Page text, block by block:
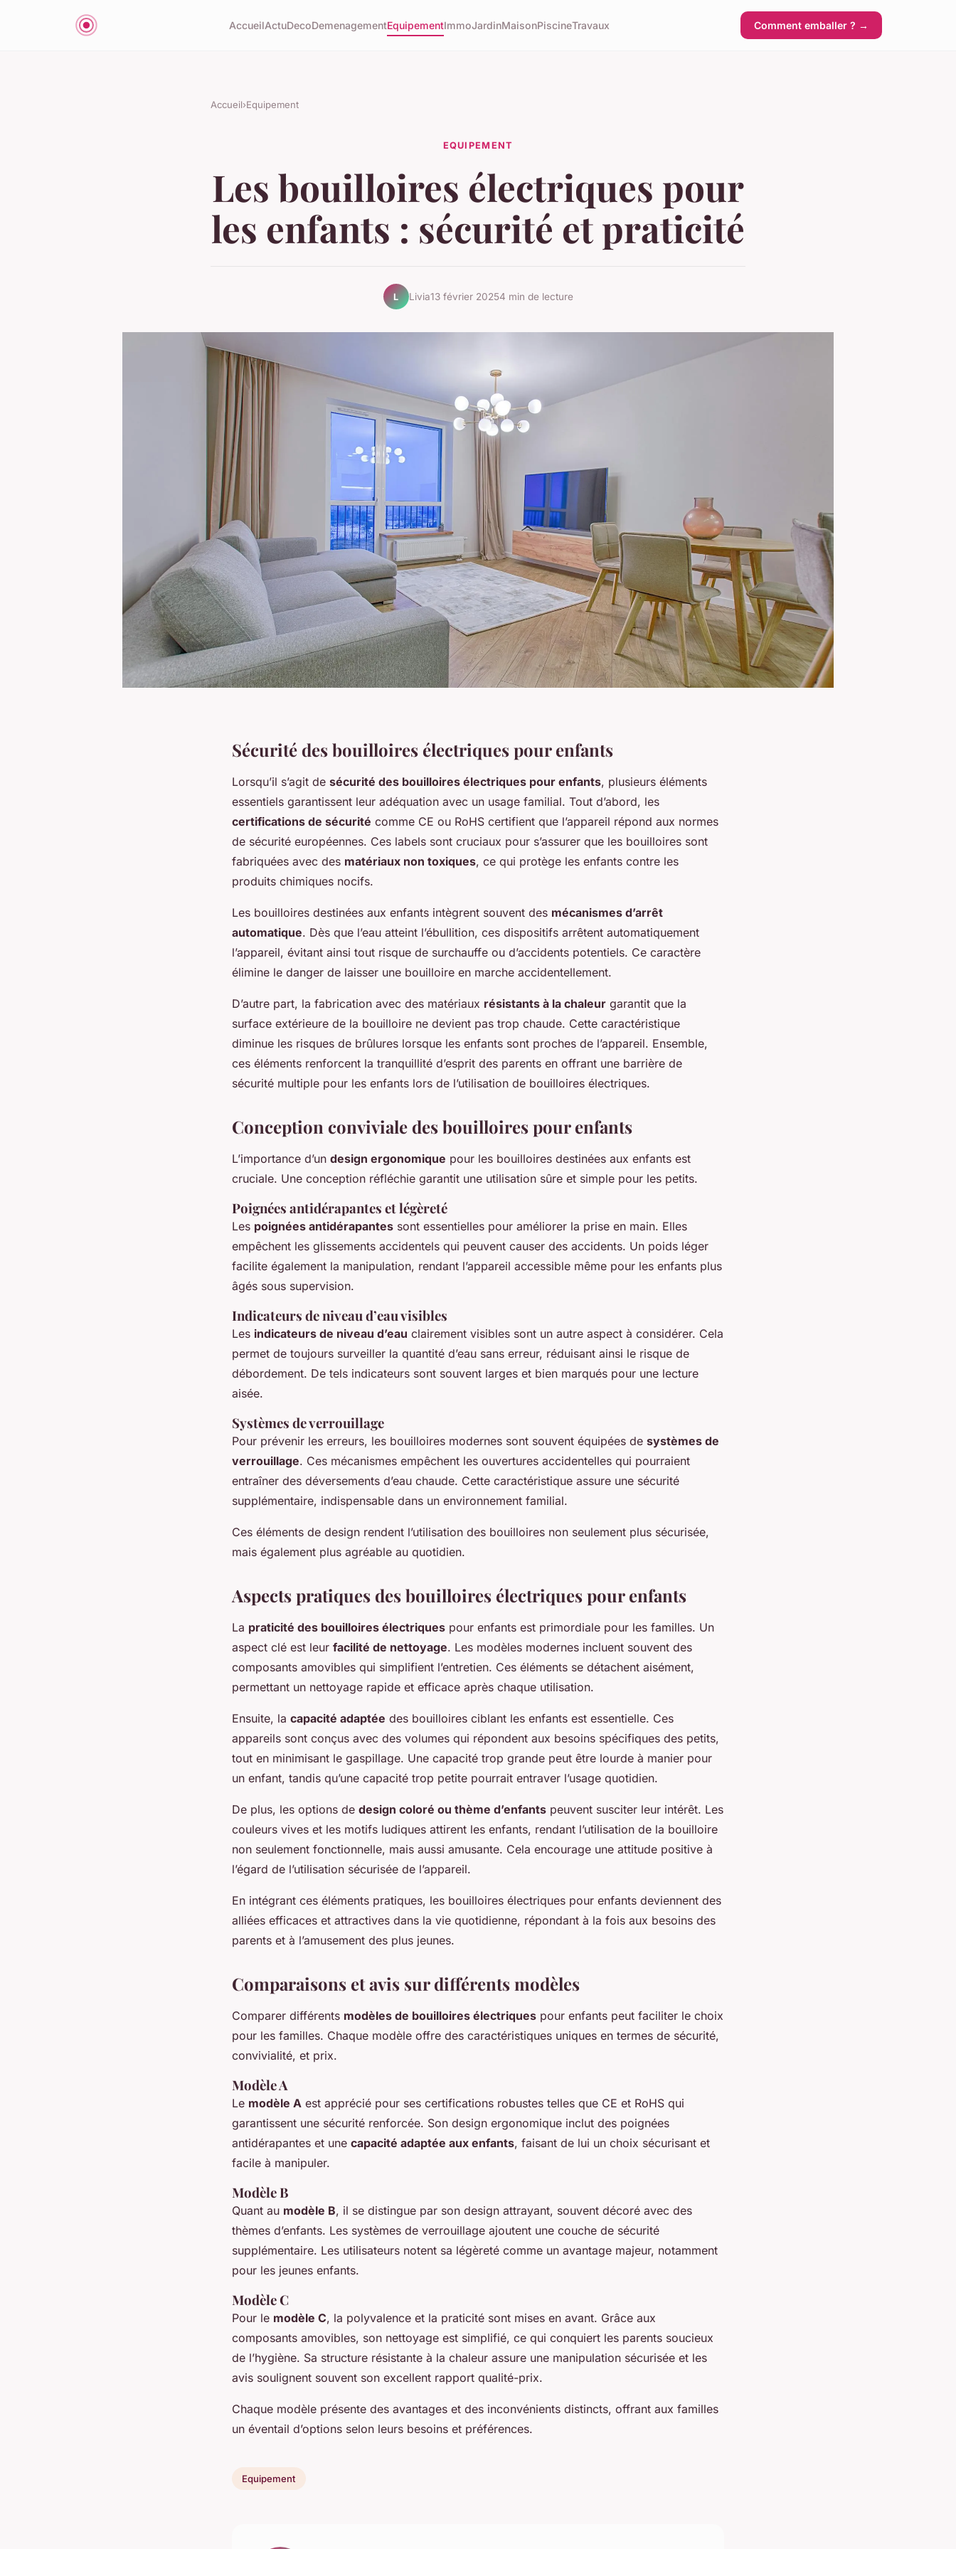
AccueilActuDecoDemenagementEquipementImmoJardinMaisonPiscineTravaux Comment emballer ? →
Accueil›Equipement
EQUIPEMENT
Les bouilloires électriques pour
les enfants : sécurité et praticité
L Livia13 février 20254 min de lecture
Sécurité des bouilloires électriques pour enfants
Lorsqu’il s’agit de sécurité des bouilloires électriques pour enfants, plusieurs éléments
essentiels garantissent leur adéquation avec un usage familial. Tout d’abord, les
certifications de sécurité comme CE ou RoHS certifient que l’appareil répond aux normes
de sécurité européennes. Ces labels sont cruciaux pour s’assurer que les bouilloires sont
fabriquées avec des matériaux non toxiques, ce qui protège les enfants contre les
produits chimiques nocifs.
Les bouilloires destinées aux enfants intègrent souvent des mécanismes d’arrêt
automatique. Dès que l’eau atteint l’ébullition, ces dispositifs arrêtent automatiquement
l’appareil, évitant ainsi tout risque de surchauffe ou d’accidents potentiels. Ce caractère
élimine le danger de laisser une bouilloire en marche accidentellement.
D’autre part, la fabrication avec des matériaux résistants à la chaleur garantit que la
surface extérieure de la bouilloire ne devient pas trop chaude. Cette caractéristique
diminue les risques de brûlures lorsque les enfants sont proches de l’appareil. Ensemble,
ces éléments renforcent la tranquillité d’esprit des parents en offrant une barrière de
sécurité multiple pour les enfants lors de l’utilisation de bouilloires électriques.
Conception conviviale des bouilloires pour enfants
L’importance d’un design ergonomique pour les bouilloires destinées aux enfants est
cruciale. Une conception réfléchie garantit une utilisation sûre et simple pour les petits.
Poignées antidérapantes et légèreté
Les poignées antidérapantes sont essentielles pour améliorer la prise en main. Elles
empêchent les glissements accidentels qui peuvent causer des accidents. Un poids léger
facilite également la manipulation, rendant l’appareil accessible même pour les enfants plus
âgés sous supervision.
Indicateurs de niveau d’eau visibles
Les indicateurs de niveau d’eau clairement visibles sont un autre aspect à considérer. Cela
permet de toujours surveiller la quantité d’eau sans erreur, réduisant ainsi le risque de
débordement. De tels indicateurs sont souvent larges et bien marqués pour une lecture
aisée.
Systèmes de verrouillage
Pour prévenir les erreurs, les bouilloires modernes sont souvent équipées de systèmes de
verrouillage. Ces mécanismes empêchent les ouvertures accidentelles qui pourraient
entraîner des déversements d’eau chaude. Cette caractéristique assure une sécurité
supplémentaire, indispensable dans un environnement familial.
Ces éléments de design rendent l’utilisation des bouilloires non seulement plus sécurisée,
mais également plus agréable au quotidien.
Aspects pratiques des bouilloires électriques pour enfants
La praticité des bouilloires électriques pour enfants est primordiale pour les familles. Un
aspect clé est leur facilité de nettoyage. Les modèles modernes incluent souvent des
composants amovibles qui simplifient l’entretien. Ces éléments se détachent aisément,
permettant un nettoyage rapide et efficace après chaque utilisation.
Ensuite, la capacité adaptée des bouilloires ciblant les enfants est essentielle. Ces
appareils sont conçus avec des volumes qui répondent aux besoins spécifiques des petits,
tout en minimisant le gaspillage. Une capacité trop grande peut être lourde à manier pour
un enfant, tandis qu’une capacité trop petite pourrait entraver l’usage quotidien.
De plus, les options de design coloré ou thème d’enfants peuvent susciter leur intérêt. Les
couleurs vives et les motifs ludiques attirent les enfants, rendant l’utilisation de la bouilloire
non seulement fonctionnelle, mais aussi amusante. Cela encourage une attitude positive à
l’égard de l’utilisation sécurisée de l’appareil.
En intégrant ces éléments pratiques, les bouilloires électriques pour enfants deviennent des
alliées efficaces et attractives dans la vie quotidienne, répondant à la fois aux besoins des
parents et à l’amusement des plus jeunes.
Comparaisons et avis sur différents modèles
Comparer différents modèles de bouilloires électriques pour enfants peut faciliter le choix
pour les familles. Chaque modèle offre des caractéristiques uniques en termes de sécurité,
convivialité, et prix.
Modèle A
Le modèle A est apprécié pour ses certifications robustes telles que CE et RoHS qui
garantissent une sécurité renforcée. Son design ergonomique inclut des poignées
antidérapantes et une capacité adaptée aux enfants, faisant de lui un choix sécurisant et
facile à manipuler.
Modèle B
Quant au modèle B, il se distingue par son design attrayant, souvent décoré avec des
thèmes d’enfants. Les systèmes de verrouillage ajoutent une couche de sécurité
supplémentaire. Les utilisateurs notent sa légèreté comme un avantage majeur, notamment
pour les jeunes enfants.
Modèle C
Pour le modèle C, la polyvalence et la praticité sont mises en avant. Grâce aux
composants amovibles, son nettoyage est simplifié, ce qui conquiert les parents soucieux
de l’hygiène. Sa structure résistante à la chaleur assure une manipulation sécurisée et les
avis soulignent souvent son excellent rapport qualité-prix.
Chaque modèle présente des avantages et des inconvénients distincts, offrant aux familles
un éventail d’options selon leurs besoins et préférences.
Equipement